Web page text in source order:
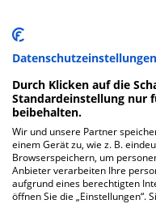
Datenschutzeinstellungen
Durch Klicken auf die
Standardeinstellung nur
beibehalten.
Wir und unsere Partner
einem Gerät zu, wie z. B.
Browserspeichern, um
Anbieter verarbeiten Ihre
aufgrund eines berechtigten
öffnen Sie die „Einstellungen“.